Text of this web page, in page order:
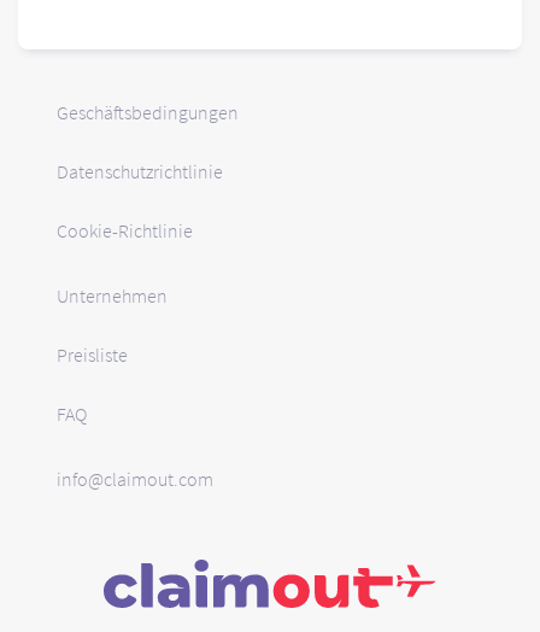
Geschäftsbedingungen
Datenschutzrichtlinie
Cookie-Richtlinie
Unternehmen
Preisliste
FAQ
info@claimout.com